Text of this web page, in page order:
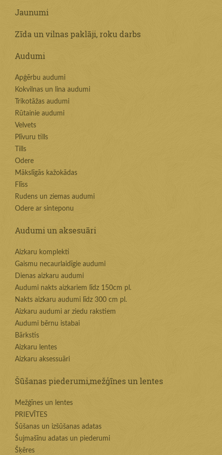
Jaunumi
Zīda un vilnas paklāji, roku darbs
Audumi
Apģērbu audumi
Kokvilnas un lina audumi
Trikotāžas audumi
Rūtainie audumi
Velvets
Plīvuru tills
Tills
Odere
Mākslīgās kažokādas
Flīss
Rudens un ziemas audumi
Odere ar sinteponu
Audumi un aksesuāri
Aizkaru komplekti
Gaismu necaurlaidīgie audumi
Dienas aizkaru audumi
Audumi nakts aizkariem līdz 150cm pl.
Nakts aizkaru audumi līdz 300 cm pl.
Aizkaru audumi ar ziedu rakstiem
Audumi bērnu istabai
Bārkstis
Aizkaru lentes
Aizkaru aksessuāri
Šūšanas piederumi,mežģīnes un lentes
Mežģīnes un lentes
PRIEVĪTES
Šūšanas un izšūšanas adatas
Šujmašīnu adatas un piederumi
Šķēres